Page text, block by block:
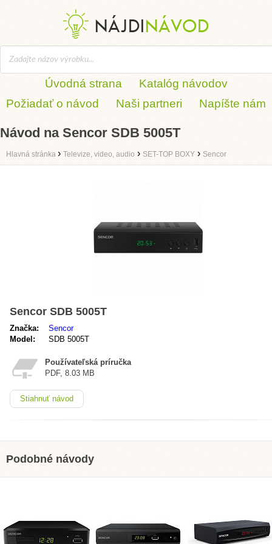
Úvodná strana
Katalóg návodov
Požiadať o návod
Naši partneri Napíšte nám
Návod na Sencor SDB 5005T
Hlavná stránka › Televize, video, audio › SET-TOP BOXY › Sencor
Sencor SDB 5005T
Značka:
Sencor
Model:
SDB 5005T
Používateľská príručka
PDF, 8.03 MB
Stiahnuť návod
Podobné návody